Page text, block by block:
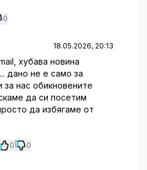
0
18.05.2026, 20:13
хубава новина
дано не е само за
за нас обикновените
да си посетим
да избягаме от
0 0